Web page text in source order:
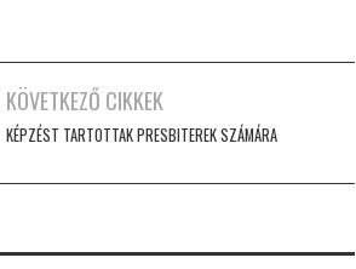
KÖVETKEZŐ CIKKEK
KÉPZÉST TARTOTTAK PRESBITEREK SZÁMÁRA